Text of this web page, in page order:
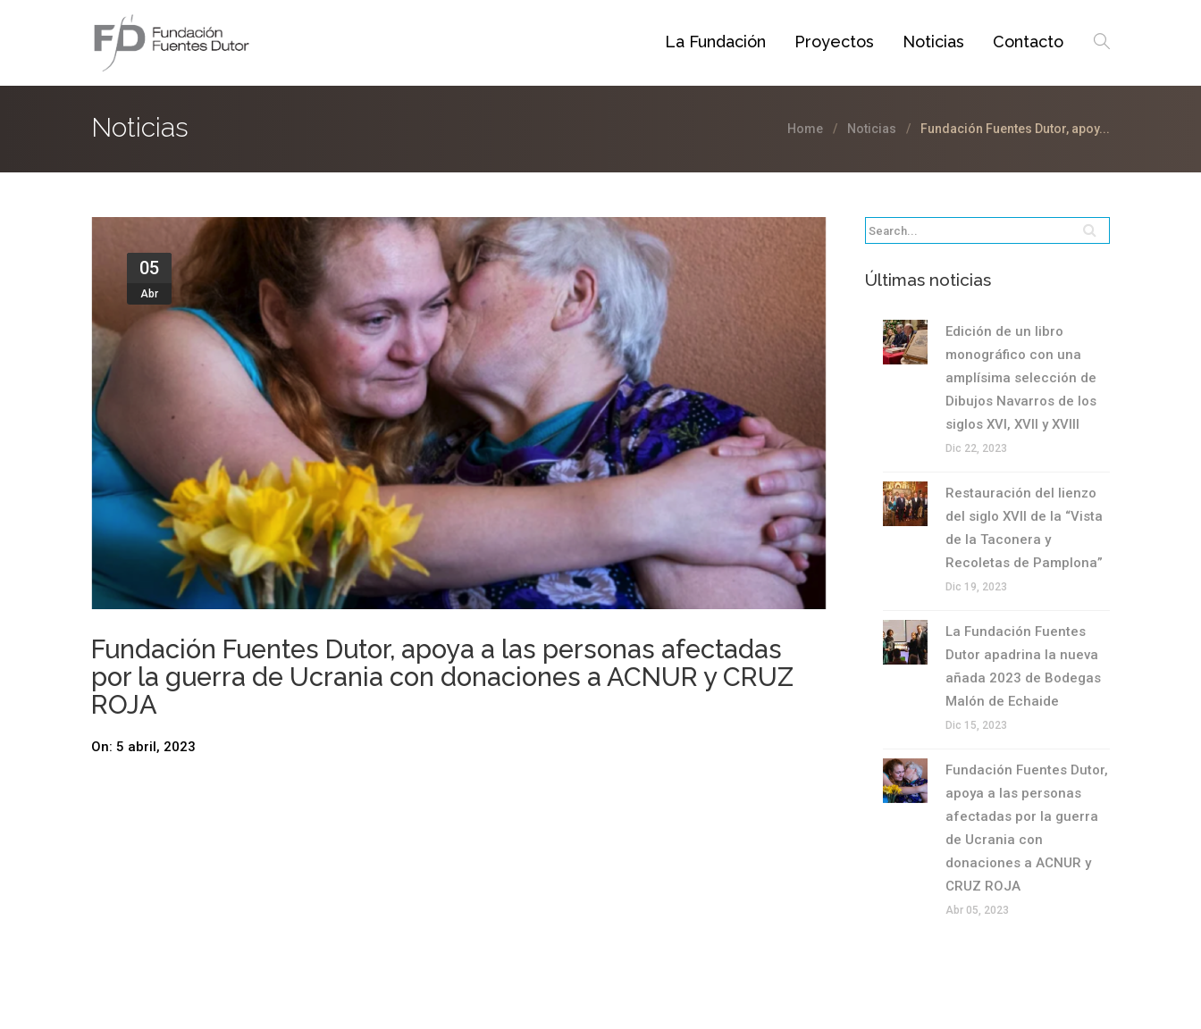
La Fundación Proyectos Noticias Contacto
Noticias Home Noticias Fundación Fuentes Dutor, apoy...
05
Abr
Fundación Fuentes Dutor, apoya a las personas afectadas
por la guerra de Ucrania con donaciones a ACNUR y CRUZ
ROJA
On: 5 abril, 2023
Últimas noticias
Edición de un libro
monográfico con una
amplísima selección de
Dibujos Navarros de los
siglos XVI, XVII y XVIII
Dic 22, 2023
Restauración del lienzo
del siglo XVII de la “Vista
de la Taconera y
Recoletas de Pamplona”
Dic 19, 2023
La Fundación Fuentes
Dutor apadrina la nueva
añada 2023 de Bodegas
Malón de Echaide
Dic 15, 2023
Fundación Fuentes Dutor,
apoya a las personas
afectadas por la guerra
de Ucrania con
donaciones a ACNUR y
CRUZ ROJA
Abr 05, 2023